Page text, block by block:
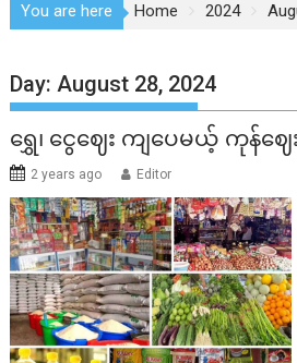
You are here Home 2024
Day:August 28, 2024
ရွှေ၊ ငွေဈေး ကျပေမယ့် ကုန်ဈ
2 years ago Editor